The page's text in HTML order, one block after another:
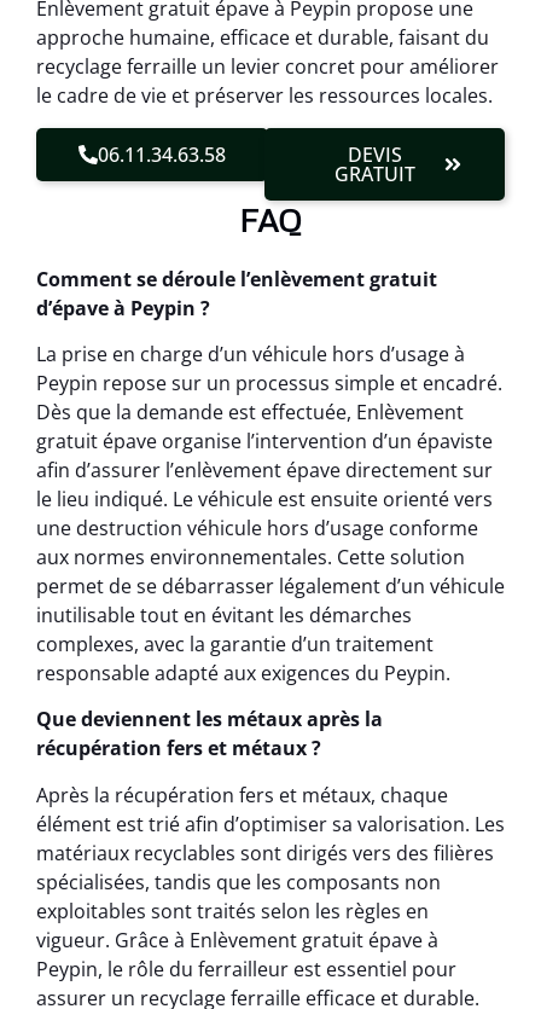
Enlèvement gratuit épave à Peypin propose une
approche humaine, efficace et durable, faisant du
recyclage ferraille un levier concret pour améliorer
le cadre de vie et préserver les ressources locales.
06.11.34.63.58 DEVIS
GRATUIT
FAQ
Comment se déroule l’enlèvement gratuit
d’épave à Peypin ?
La prise en charge d’un véhicule hors d’usage à
Peypin repose sur un processus simple et encadré.
Dès que la demande est effectuée, Enlèvement
gratuit épave organise l’intervention d’un épaviste
afin d’assurer l’enlèvement épave directement sur
le lieu indiqué. Le véhicule est ensuite orienté vers
une destruction véhicule hors d’usage conforme
aux normes environnementales. Cette solution
permet de se débarrasser légalement d’un véhicule
inutilisable tout en évitant les démarches
complexes, avec la garantie d’un traitement
responsable adapté aux exigences du Peypin.
Que deviennent les métaux après la
récupération fers et métaux ?
Après la récupération fers et métaux, chaque
élément est trié afin d’optimiser sa valorisation. Les
matériaux recyclables sont dirigés vers des filières
spécialisées, tandis que les composants non
exploitables sont traités selon les règles en
vigueur. Grâce à Enlèvement gratuit épave à
Peypin, le rôle du ferrailleur est essentiel pour
assurer un recyclage ferraille efficace et durable.